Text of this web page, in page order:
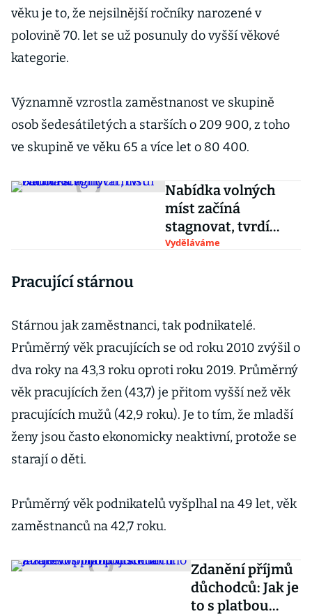
věku je to, že nejsilnější ročníky narozené v
polovině 70. let se už posunuly do vyšší věkové
kategorie.
Významně vzrostla zaměstnanost ve skupině
osob šedesátiletých a starších o 209 900, z toho
ve skupině ve věku 65 a více let o 80 400.
Nabídka volných
míst začíná
stagnovat, tvrdí
odborníci
Vyděláváme
Pracující stárnou
Stárnou jak zaměstnanci, tak podnikatelé.
Průměrný věk pracujících se od roku 2010 zvýšil o
dva roky na 43,3 roku oproti roku 2019. Průměrný
věk pracujících žen (43,7) je přitom vyšší než věk
pracujících mužů (42,9 roku). Je to tím, že mladší
ženy jsou často ekonomicky neaktivní, protože se
starají o děti.
Průměrný věk podnikatelů vyšplhal na 49 let, věk
zaměstnanců na 42,7 roku.
Zdanění příjmů
důchodců: Jak je
to s platbou